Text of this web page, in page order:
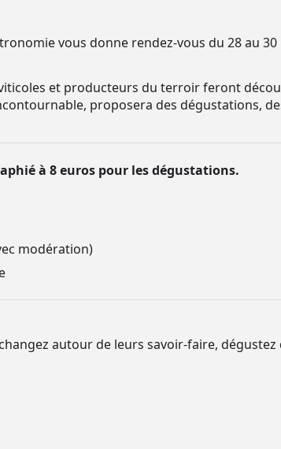
vous donne rendez-vous du 28 au
et producteurs du terroir feront
proposera des dégustations,
à 8 euros pour les dégustations.
modération)
autour de leurs savoir-faire,